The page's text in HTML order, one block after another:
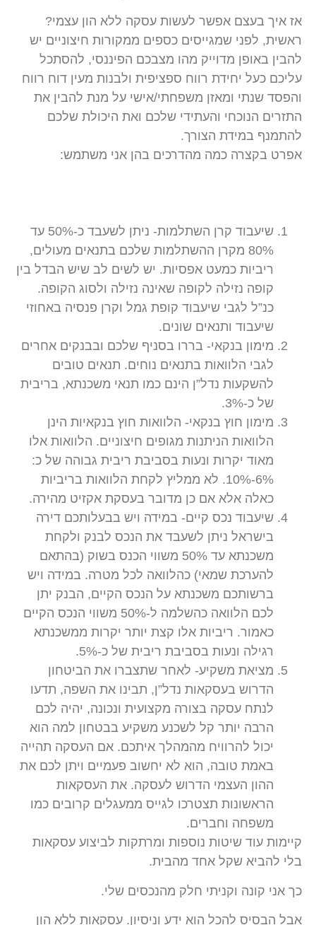
אז איך בעצם אפשר לעשות עסקה ללא הון עצמי?
ראשית, לפני שמגייסים כספים ממקורות חיצוניים יש
להבין באופן מדוייק מהו מצבכם הפיננסי, להסתכל
עליכם כעל יחידת רווח ספציפית ולבנות מעין דוח רווח
והפסד שנתי ומאזן משפחתי/אישי על מנת להבין את
התזרים הנוכחי והעתידי שלכם ואת היכולת שלכם
להתמנף במידת הצורך.
אפרט בקצרה כמה מהדרכים בהן אני משתמש:
שיעבוד קרן השתלמות- ניתן לשעבד כ-50% עד
80% מקרן ההשתלמות שלכם בתנאים מעולים,
ריביות כמעט אפסיות. יש לשים לב שיש הבדל בין
קופה נזילה לקופה שאינה נזילה ולסוג הקופה.
כנ”ל לגבי שיעבוד קופת גמל וקרן פנסיה באחוזי
שיעבוד ותנאים שונים.
מימון בנקאי- בררו בסניף שלכם ובבנקים אחרים
לגבי הלוואות בתנאים נוחים. תנאים טובים
להשקעות נדל”ן הינם כמו תנאי משכנתא, בריבית
של כ-3%.
מימון חוץ בנקאי- הלוואות חוץ בנקאיות הינן
הלוואות הניתנות מגופים חיצוניים. הלוואות אלו
מאוד יקרות ונעות בסביבת ריבית גבוהה של כ:
6%-10%. לא ממליץ לקחת הלוואות בריביות
כאלה אלא אם כן מדובר בעסקת אקזיט מהירה.
שיעבוד נכס קיים- במידה ויש בבעלותכם דירה
בישראל ניתן לשעבד את הנכס לבנק ולקחת
משכנתא עד 50% משווי הכנס בשוק (בהתאם
להערכת שמאי) כהלוואה לכל מטרה. במידה ויש
ברשותכם משכנתא על הנכס הקיים, הבנק יתן
לכם הלוואה כהשלמה ל-50% משווי הנכס הקיים
כאמור. ריביות אלו קצת יותר יקרות ממשכנתא
רגילה ונעות בסביבת ריבית של כ-5%.
מציאת משקיע- לאחר שתצברו את הביטחון
הדרוש בעסקאות נדל”ן, תבינו את השפה, תדעו
לנתח עסקה בצורה מקצועית ונכונה, יהיה לכם
הרבה יותר קל לשכנע משקיע בבטחון למה הוא
יכול להרוויח מהמהלך איתכם. אם העסקה תהייה
באמת טובה, הוא לא יחשוב פעמיים ויתן לכם את
ההון העצמי הדרוש לעסקה. את העסקאות
הראשונות תצטרכו לגייס ממעגלים קרובים כמו
משפחה וחברים.
קיימות עוד שיטות נוספות ומרתקות לביצוע עסקאות
בלי להביא שקל אחד מהבית.
כך אני קונה וקניתי חלק מהנכסים שלי.
אבל הבסיס להכל הוא ידע וניסיון. עסקאות ללא הון